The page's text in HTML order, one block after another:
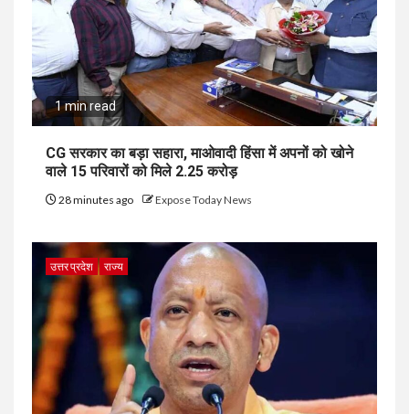
1 min read
CG सरकार का बड़ा सहारा, माओवादी हिंसा में अपनों को खोने
वाले 15 परिवारों को मिले ₹2.25 करोड़
28 minutes ago Expose Today News
उत्तर प्रदेश राज्य